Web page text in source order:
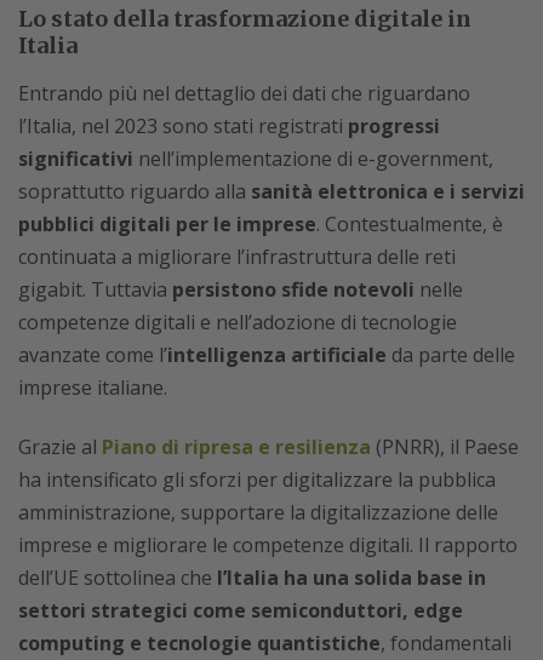
Lo stato della trasformazione digitale in
Italia
Entrando più nel dettaglio dei dati che riguardano
l’Italia, nel 2023 sono stati registrati progressi
significativi nell’implementazione di e-government,
soprattutto riguardo alla sanità elettronica e i servizi
pubblici digitali per le imprese. Contestualmente, è
continuata a migliorare l’infrastruttura delle reti
gigabit. Tuttavia persistono sfide notevoli nelle
competenze digitali e nell’adozione di tecnologie
avanzate come l’intelligenza artificiale da parte delle
imprese italiane.
Grazie al Piano di ripresa e resilienza (PNRR), il Paese
ha intensificato gli sforzi per digitalizzare la pubblica
amministrazione, supportare la digitalizzazione delle
imprese e migliorare le competenze digitali. Il rapporto
dell’UE sottolinea che l’Italia ha una solida base in
settori strategici come semiconduttori, edge
computing e tecnologie quantistiche, fondamentali